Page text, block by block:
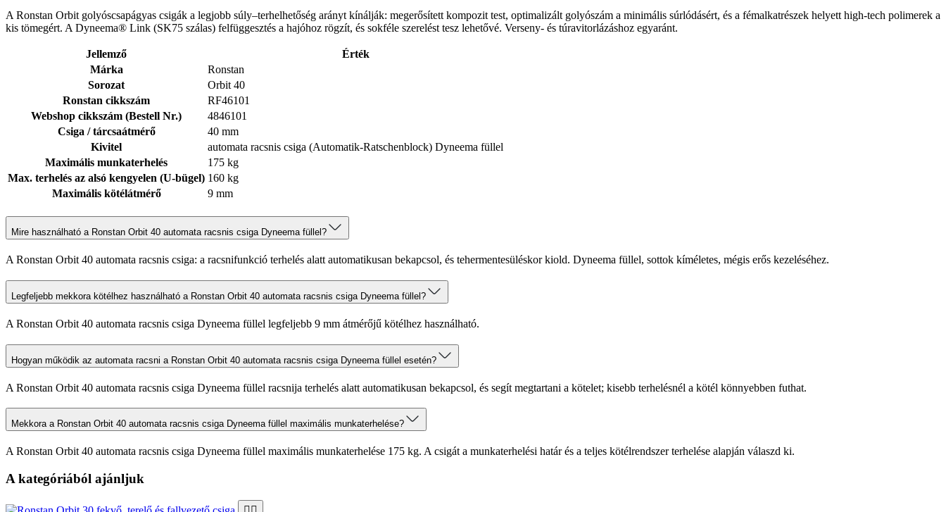
A Ronstan Orbit golyóscsapágyas csigák a legjobb súly–terhelhetőség arányt kínálják: megerősített kompozit test, optimalizált golyószám a minimális súrlódásért, és a fémalkatrészek helyett high-tech polimerek a
kis tömegért. A Dyneema® Link (SK75 szálas) felfüggesztés a hajóhoz rögzít, és sokféle szerelést tesz lehetővé. Verseny- és túravitorlázáshoz egyaránt.
Jellemző
Érték
Márka
Ronstan
Sorozat
Orbit 40
Ronstan cikkszám
RF46101
Webshop cikkszám (Bestell Nr.)
4846101
Csiga / tárcsaátmérő
40 mm
Kivitel
automata racsnis csiga (Automatik-Ratschenblock) Dyneema füllel
Maximális munkaterhelés
175 kg
Max. terhelés az alsó kengyelen (U-bügel) 160 kg
Maximális kötélátmérő
9 mm
Mire használható a Ronstan Orbit 40 automata racsnis csiga Dyneema füllel?
A Ronstan Orbit 40 automata racsnis csiga: a racsnifunkció terhelés alatt automatikusan bekapcsol, és tehermentesüléskor kiold. Dyneema füllel, sottok kíméletes, mégis erős kezeléséhez.
Legfeljebb mekkora kötélhez használható a Ronstan Orbit 40 automata racsnis csiga Dyneema füllel?
A Ronstan Orbit 40 automata racsnis csiga Dyneema füllel legfeljebb 9 mm átmérőjű kötélhez használható.
Hogyan működik az automata racsni a Ronstan Orbit 40 automata racsnis csiga Dyneema füllel esetén?
A Ronstan Orbit 40 automata racsnis csiga Dyneema füllel racsnija terhelés alatt automatikusan bekapcsol, és segít megtartani a kötelet; kisebb terhelésnél a kötél könnyebben futhat.
Mekkora a Ronstan Orbit 40 automata racsnis csiga Dyneema füllel maximális munkaterhelése?
A Ronstan Orbit 40 automata racsnis csiga Dyneema füllel maximális munkaterhelése 175 kg. A csigát a munkaterhelési határ és a teljes kötélrendszer terhelése alapján válaszd ki.
A kategóriából ajánljuk